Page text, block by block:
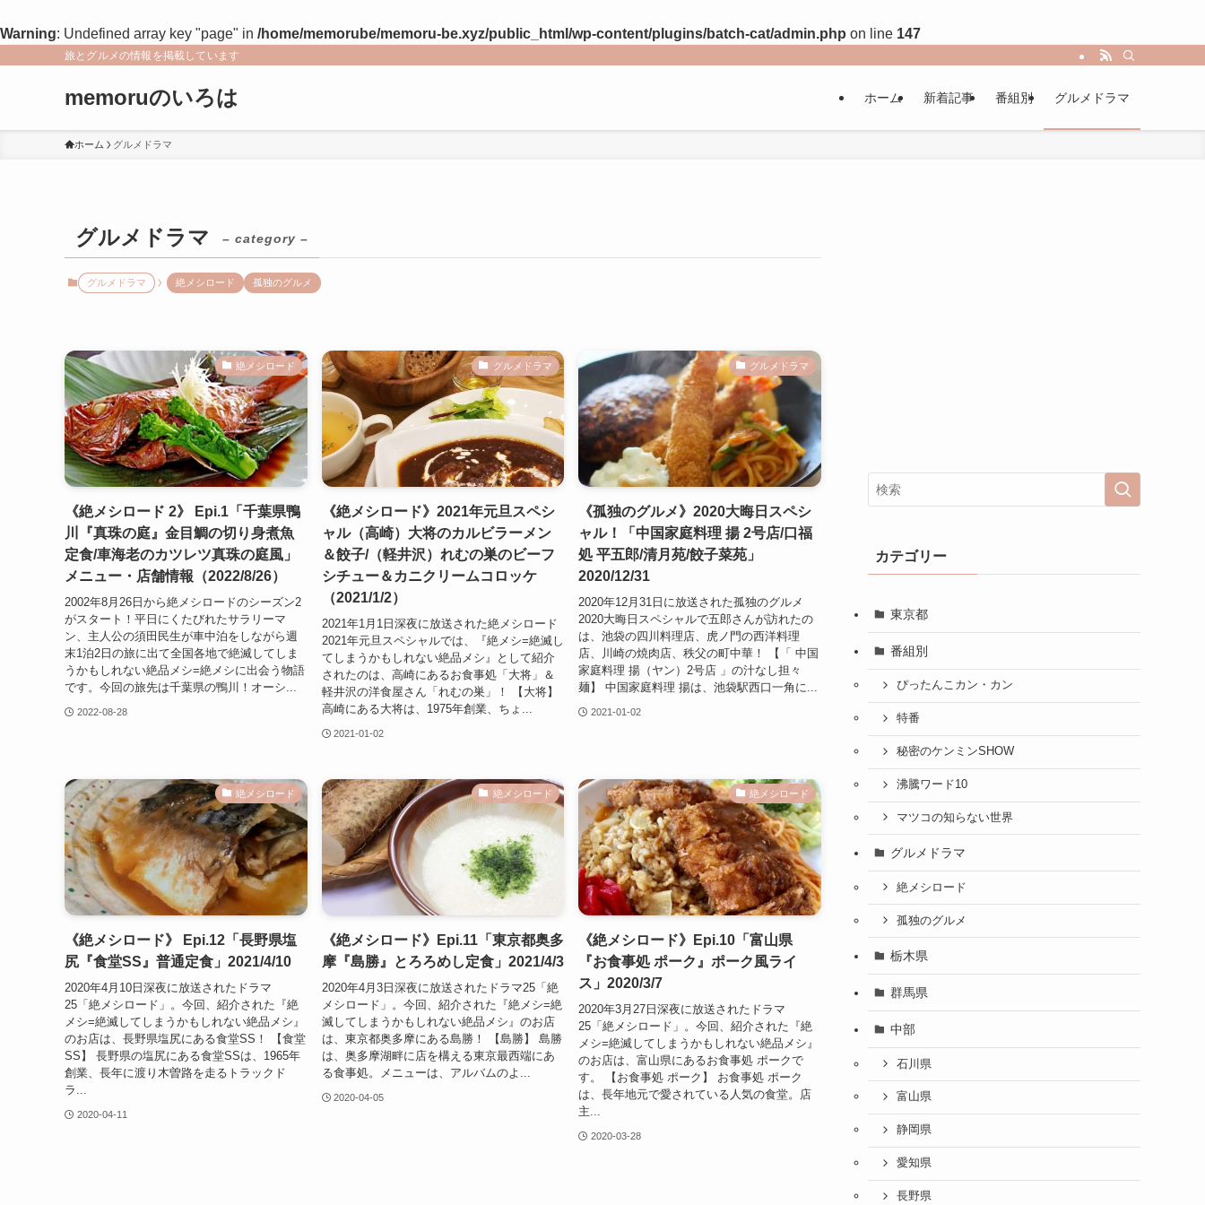
Warning: Undefined array key "page" in /home/memorube/memoru-be.xyz/public_html/wp-content/plugins/batch-cat/admin.php on line 147
旅とグルメの情報を掲載しています
memoruのいろは ホーム 新着記事 番組別 グルメドラマ
ホーム グルメドラマ
グルメドラマ – category –
グルメドラマ 絶メシロード 孤独のグルメ
絶メシロード
《絶メシロード 2》 Epi.1「千葉県鴨
川『真珠の庭』金目鯛の切り身煮魚
定食/車海老のカツレツ真珠の庭風」
メニュー・店舗情報（2022/8/26）
2002年8月26日から絶メシロードのシーズン2
がスタート！平日にくたびれたサラリーマ
ン、主人公の須田民生が車中泊をしながら週
末1泊2日の旅に出て全国各地で絶滅してしま
うかもしれない絶品メシ=絶メシに出会う物語
です。今回の旅先は千葉県の鴨川！オーシ...
2022-08-28
グルメドラマ
《絶メシロード》2021年元旦スペシ
ャル（高崎）大将のカルビラーメン
＆餃子/（軽井沢）れむの巣のビーフ
シチュー＆カニクリームコロッケ
（2021/1/2）
2021年1月1日深夜に放送された絶メシロード
2021年元旦スペシャルでは、『絶メシ=絶滅し
てしまうかもしれない絶品メシ』として紹介
されたのは、高崎にあるお食事処「大将」＆
軽井沢の洋食屋さん「れむの巣」！ 【大将】
高崎にある大将は、1975年創業、ちょ...
2021-01-02
グルメドラマ
《孤独のグルメ》2020大晦日スペシ
ャル！「中国家庭料理 揚 2号店/口福
処 平五郎/清月苑/餃子菜苑」
2020/12/31
2020年12月31日に放送された孤独のグルメ
2020大晦日スペシャルで五郎さんが訪れたの
は、池袋の四川料理店、虎ノ門の西洋料理
店、川崎の焼肉店、秩父の町中華！ 【「 中国
家庭料理 揚（ヤン）2号店 」の汁なし担々
麺】 中国家庭料理 揚は、池袋駅西口一角に...
2021-01-02
絶メシロード
《絶メシロード》 Epi.12「長野県塩
尻『食堂SS』普通定食」2021/4/10
2020年4月10日深夜に放送されたドラマ
25「絶メシロード」。今回、紹介された『絶
メシ=絶滅してしまうかもしれない絶品メシ』
のお店は、長野県塩尻にある食堂SS！ 【食堂
SS】 長野県の塩尻にある食堂SSは、1965年
創業、長年に渡り木曽路を走るトラックド
ラ...
2020-04-11
絶メシロード
《絶メシロード》Epi.11「東京都奥多
摩『島勝』とろろめし定食」2021/4/3
2020年4月3日深夜に放送されたドラマ25「絶
メシロード」。今回、紹介された『絶メシ=絶
滅してしまうかもしれない絶品メシ』のお店
は、東京都奥多摩にある島勝！ 【島勝】 島勝
は、奥多摩湖畔に店を構える東京最西端にあ
る食事処。メニューは、アルバムのよ...
2020-04-05
絶メシロード
《絶メシロード》Epi.10「富山県
『お食事処 ポーク』ポーク風ライ
ス」2020/3/7
2020年3月27日深夜に放送されたドラマ
25「絶メシロード」。今回、紹介された『絶
メシ=絶滅してしまうかもしれない絶品メシ』
のお店は、富山県にあるお食事処 ポークで
す。 【お食事処 ポーク】 お食事処 ポーク
は、長年地元で愛されている人気の食堂。店
主...
2020-03-28
カテゴリー
東京都
番組別
ぴったんこカン・カン
特番
秘密のケンミンSHOW
沸騰ワード10
マツコの知らない世界
グルメドラマ
絶メシロード
孤独のグルメ
栃木県
群馬県
中部
石川県
富山県
静岡県
愛知県
長野県